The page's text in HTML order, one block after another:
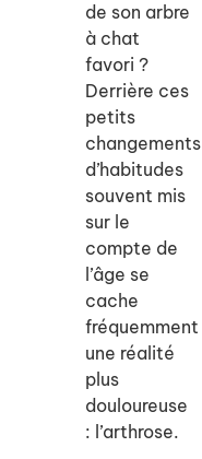
de son arbre
à chat
favori ?
Derrière ces
petits
changements
d’habitudes
souvent mis
sur le
compte de
l’âge se
cache
fréquemment
une réalité
plus
douloureuse
: l’arthrose.